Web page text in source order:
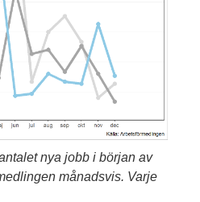
nya jobb i början av
månadsvis. Varje